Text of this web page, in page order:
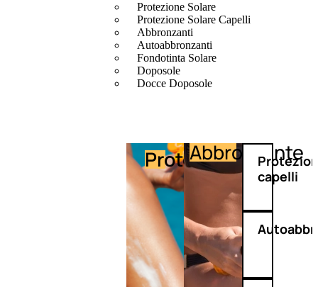
Protezione Solare
Protezione Solare Capelli
Abbronzanti
Autoabbronzanti
Fondotinta Solare
Doposole
Docce Doposole
Protezione
Abbronzante
capelli